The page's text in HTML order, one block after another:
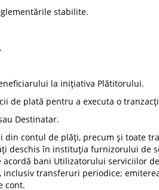
stabilite.
la inițiativa Plătitorului.
de plată pentru a executa o
Destinatar.
contul de plăți, precum și toate
deschis în instituția furnizorului de
bani Utilizatorului serviciilor
transferuri periodice;
cont.